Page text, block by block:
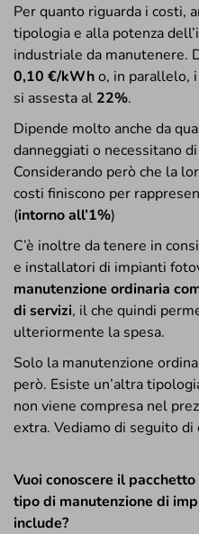
Per quanto riguarda i costi,
tipologia e alla potenza
industriale da manutenere.
0,10 €/kWho, in parallelo, i
si assesta al 22%.
Dipende molto anche da
danneggiati o necessitano
Considerando però che la
costi finiscono per
(intorno all’1%)
C’è inoltre da tenere in
e installatori di impianti
manutenzione ordinaria
di servizi, il che quindi
ulteriormente la spesa.
Solo la manutenzione
però. Esiste un’altra
non viene compresa nel
extra. Vediamo di seguito di
Vuoi conoscere il
tipo di manutenzione di
include?